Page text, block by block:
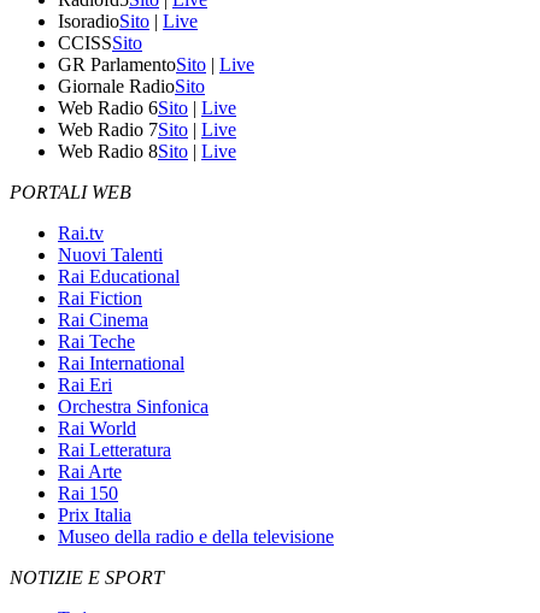
IsoradioSito | Live
CCISSSito
GR ParlamentoSito | Live
Giornale RadioSito
Web Radio 6Sito | Live
Web Radio 7Sito | Live
Web Radio 8Sito | Live
PORTALI WEB
Rai.tv
Nuovi Talenti
Rai Educational
Rai Fiction
Rai Cinema
Rai Teche
Rai International
Rai Eri
Orchestra Sinfonica
Rai World
Rai Letteratura
Rai Arte
Rai 150
Prix Italia
Museo della radio e della televisione
NOTIZIE E SPORT